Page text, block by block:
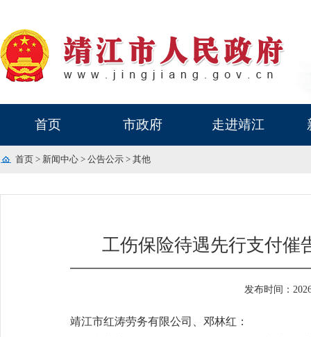
首页 市政府 走进靖江
首页 > 新闻中心 > 公告公示 > 其他
工伤保险待遇先行支付
发布时间：
靖江市红涛劳务有限公司、邓林红：